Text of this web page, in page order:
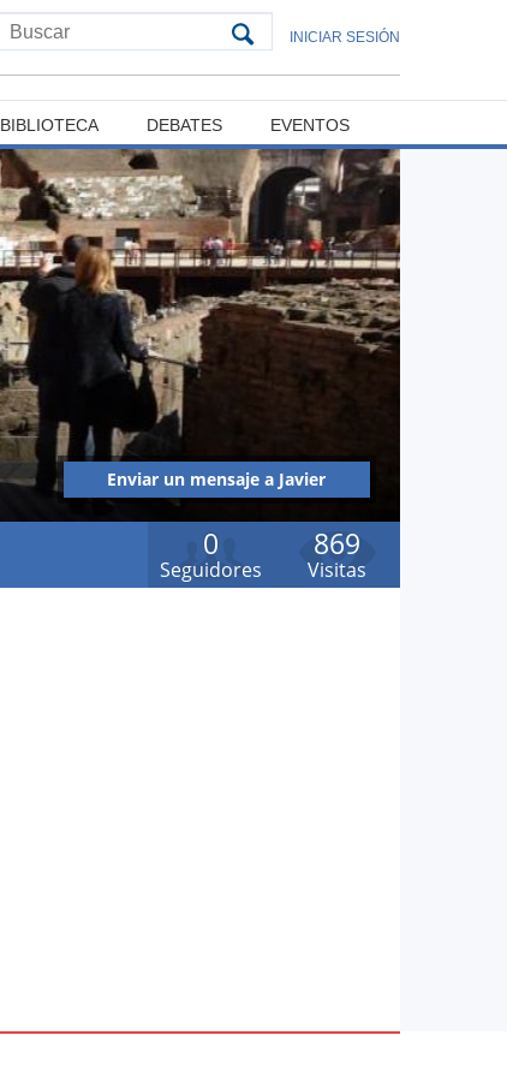
INICIAR SESIÓN
Enviar un mensaje a Javier
869
Visitas
0
Seguidores
BIBLIOTECA DEBATES EVENTOS